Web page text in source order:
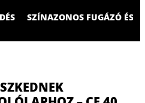
SZÍNAZONOS FUGÁZÓ ÉS